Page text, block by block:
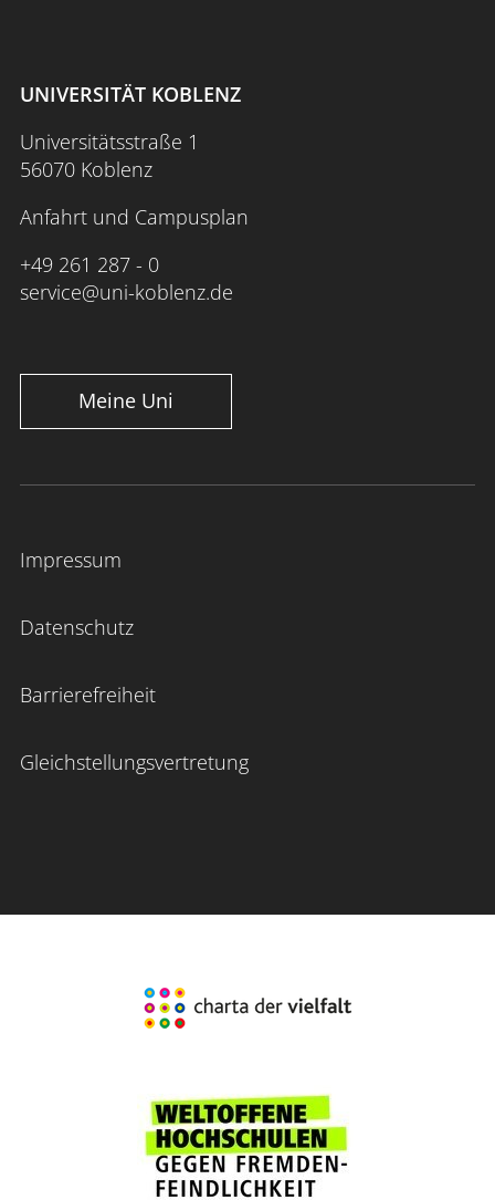
UNIVERSITÄT KOBLENZ
Universitätsstraße 1
56070 Koblenz
Anfahrt und Campusplan
+49 261 287 - 0
service@uni-koblenz.de
Meine Uni
Impressum
Datenschutz
Barrierefreiheit
Gleichstellungsvertretung